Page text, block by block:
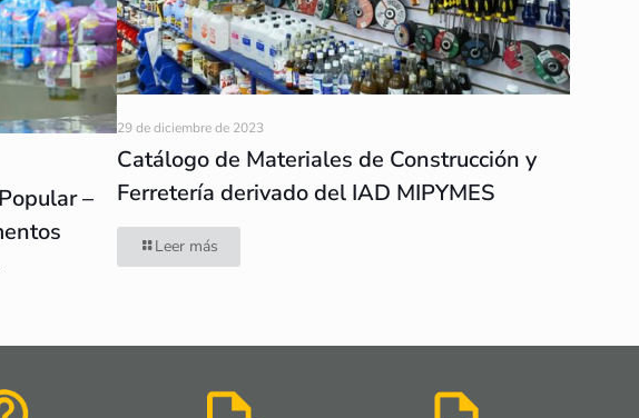
–
29 de diciembre de 2023
Catálogo de Materiales de Construcción y
Ferretería derivado del IAD MIPYMES
Leer más